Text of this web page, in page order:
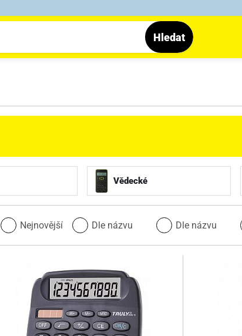
Hledat
Vědecké
Nejnovější Dle názvu Dle názvu